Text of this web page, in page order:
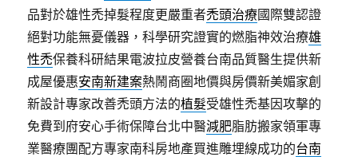
品對於雄性禿掉髮程度更嚴重者禿頭治療國際雙認證
絕對功能無憂儀器，科學研究證實的燃脂神效治療雄
性禿保養科研結果電波拉皮營養台南品質醫生提供新
成屋優惠安南新建案熱鬧商圈地價與房價新美媚家創
新設計專家改善禿頭方法的植髮受雄性禿基因攻擊的
免費到府安心手術保障台北中醫減肥脂肪搬家領軍專
業醫療團配方專家南科房地產買進雕埋線成功的台南